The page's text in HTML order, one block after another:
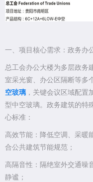
一、项目核心需求：政务办
总工会办公大楼为多层政务
室采光窗、办公区隔断等多
空玻璃 ，关键会议区域配置
型中空玻璃。政务建筑的特
心标准：
高效节能：降低空调、采暖
合公共建筑节能规范；
高隔音性：隔绝室外交通噪
静谧；